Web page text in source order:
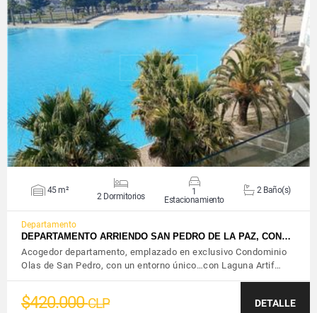
VER DETALLES
45 m²
2 Dormitorios
1
Estacionamiento
2 Baño(s)
Departamento
DEPARTAMENTO ARRIENDO SAN PEDRO DE LA PAZ, CON…
Acogedor departamento, emplazado en exclusivo Condominio
Olas de San Pedro, con un entorno único…con Laguna Artif…
$420.000CLP DETALLE